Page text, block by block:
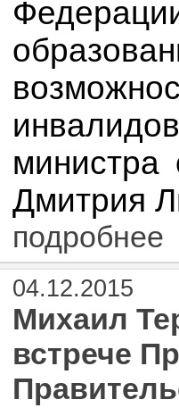
Дмитрия
подробнее
04.12.2015
Михаил
встрече